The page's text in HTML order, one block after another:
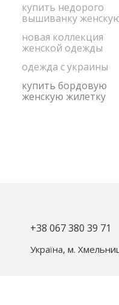
купить недорого
вышиванку
новая коллекция
женской одежды
одежда с украины
купить бордовую
женскую жилетку
+38 067 380 39 71
Україна, м.